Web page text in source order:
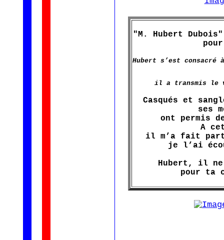
"M. Hubert
Hubert s’est consacré
il a transmis le
Casqués et
ses
ont permis
A
il m’a fait
je l’ai
Hubert, il ne
pour ta